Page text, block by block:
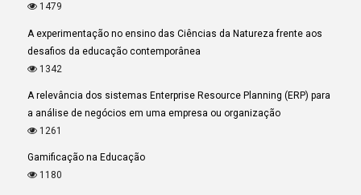
1479
A experimentação no ensino das Ciências da Natureza frente aos
desafios da educação contemporânea
1342
A relevância dos sistemas Enterprise Resource Planning (ERP) para
a análise de negócios em uma empresa ou organização
1261
Gamificação na Educação
1180